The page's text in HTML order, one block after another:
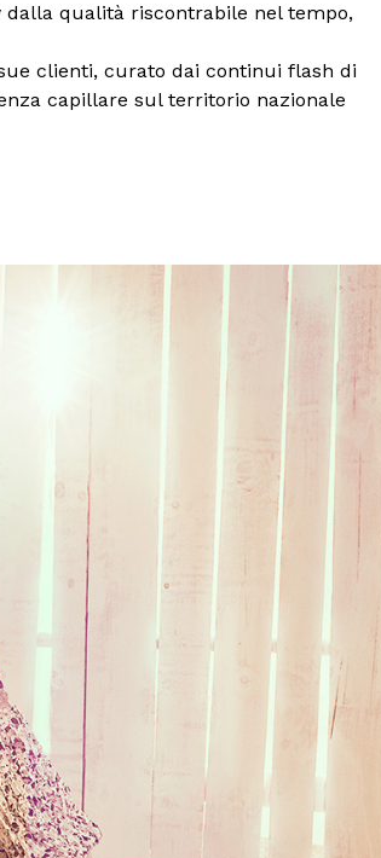
qualità riscontrabile nel tempo,
clienti, curato dai continui flash di
capillare sul territorio nazionale